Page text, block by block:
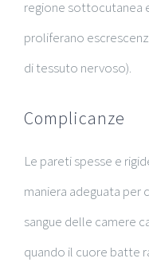
regione sottocutanea
proliferano
di tessuto nervoso).
Complicanze
Le pareti spesse e
maniera adeguata per
sangue delle camere
quando il cuore batte